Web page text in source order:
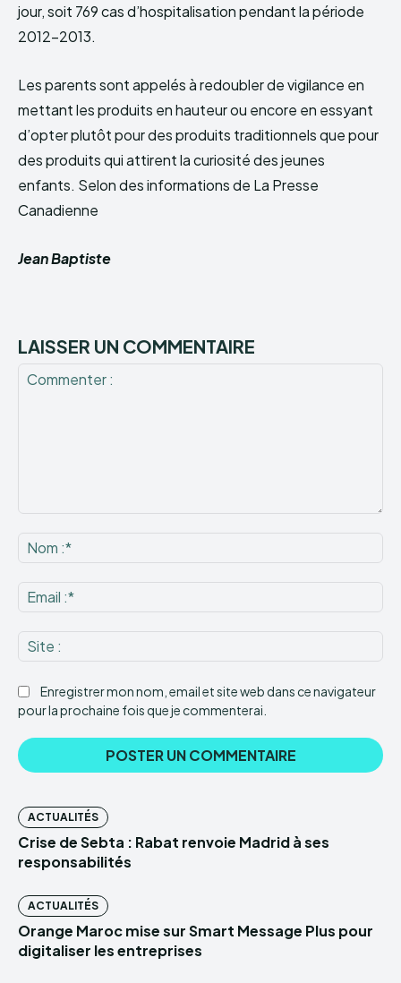
jour, soit 769 cas d’hospitalisation pendant la période
2012-2013.
Les parents sont appelés à redoubler de vigilance en
mettant les produits en hauteur ou encore en essyant
d’opter plutôt pour des produits traditionnels que pour
des produits qui attirent la curiosité des jeunes
enfants. Selon des informations de La Presse
Canadienne
Jean Baptiste
LAISSER UN COMMENTAIRE
:*
:*
:
Enregistrer mon nom, email et site web dans ce navigateur
pour la prochaine fois que je commenterai.
ACTUALITÉS
Crise de Sebta : Rabat renvoie Madrid à ses
responsabilités
ACTUALITÉS
Orange Maroc mise sur Smart Message Plus pour
digitaliser les entreprises